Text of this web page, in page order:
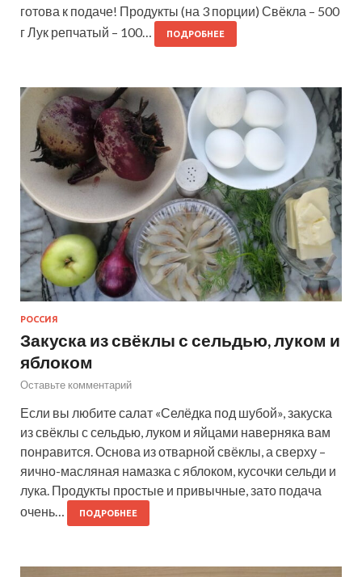
готова к подаче! Продукты (на 3 порции) Свёкла – 500
г Лук репчатый – 100…
ПОДРОБНЕЕ
РОССИЯ
Закуска из свёклы с сельдью, луком и
яблоком
Оставьте комментарий
Если вы любите салат «Селёдка под шубой», закуска
из свёклы с сельдью, луком и яйцами наверняка вам
понравится. Основа из отварной свёклы, а сверху –
яично-масляная намазка с яблоком, кусочки сельди и
лука. Продукты простые и привычные, зато подача
очень…
ПОДРОБНЕЕ